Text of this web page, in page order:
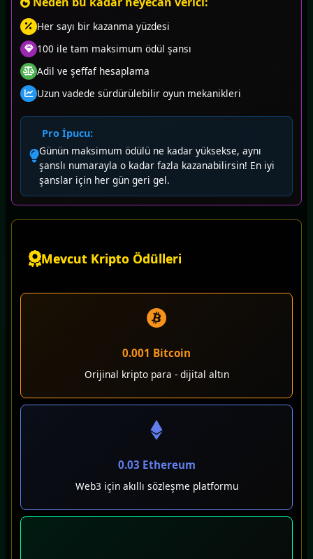
Her sayı bir kazanma yüzdesi
100 ile tam maksimum ödül şansı
Adil ve şeffaf hesaplama
Uzun vadede sürdürülebilir oyun mekanikleri
Pro İpucu:
Günün maksimum ödülü ne kadar yüksekse, aynı
şanslı numarayla o kadar fazla kazanabilirsin! En iyi
şanslar için her gün geri gel.
Mevcut Kripto Ödülleri
0.001 Bitcoin
Orijinal kripto para - dijital altın
0.03 Ethereum
Web3 için akıllı sözleşme platformu